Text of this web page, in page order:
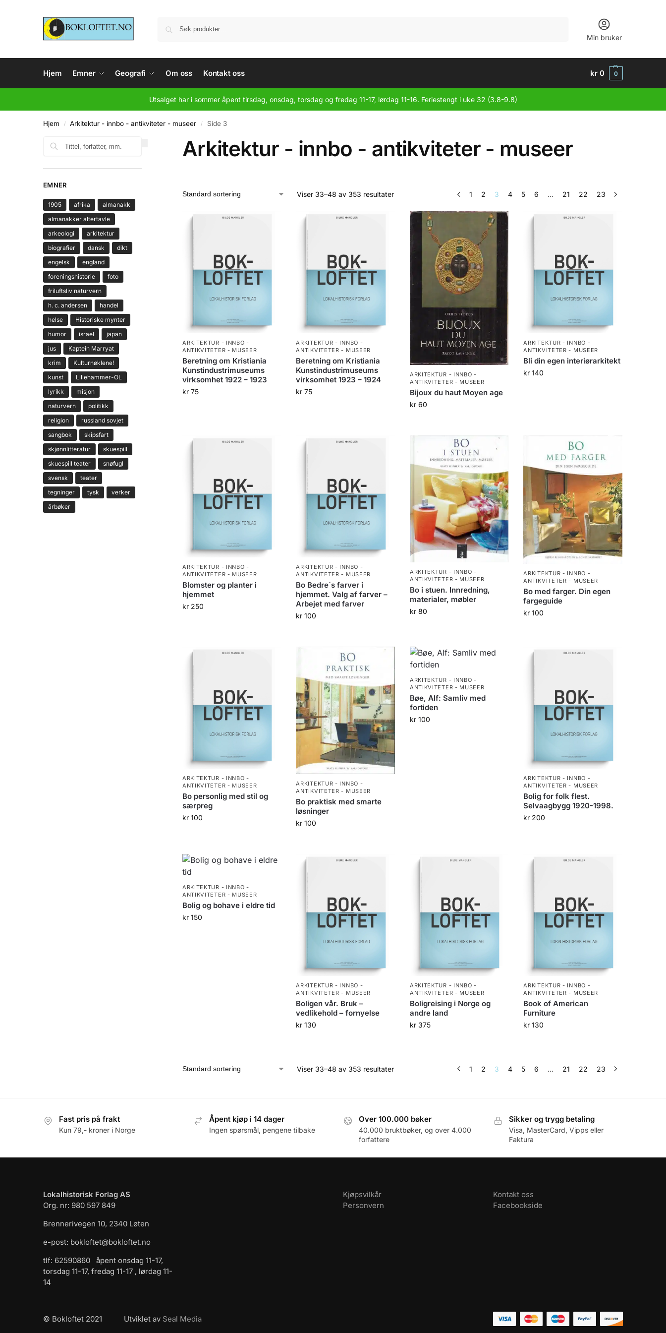
Min bruker
Hjem Emner Geografi Om oss Kontakt oss kr 0 0
Utsalget har i sommer åpent tirsdag, onsdag, torsdag og fredag 11-17, lørdag 11-16. Feriestengt i uke 32 (3.8-9.8)
Hjem / Arkitektur - innbo - antikviteter - museer / Side 3
Arkitektur - innbo - antikviteter - museer
Viser 33–48 av 353 resultater 1 2 3 4 5 6 … 21 22 23
ARKITEKTUR - INNBO -
ANTIKVITETER - MUSEER
Beretning om Kristiania
Kunstindustrimuseums
virksomhet 1922 – 1923
kr75
ARKITEKTUR - INNBO -
ANTIKVITETER - MUSEER
Beretning om Kristiania
Kunstindustrimuseums
virksomhet 1923 – 1924
kr 75
ARKITEKTUR - INNBO -
ANTIKVITETER - MUSEER
Bijoux du haut Moyen age
kr60
ARKITEKTUR - INNBO -
ANTIKVITETER - MUSEER
Bli din egen interiørarkitekt
kr 140
ARKITEKTUR - INNBO -
ANTIKVITETER - MUSEER
Blomster og planter i
hjemmet
kr250
ARKITEKTUR - INNBO -
ANTIKVITETER - MUSEER
Bo Bedre´s farver i
hjemmet. Valg af farver –
Arbejet med farver
kr 100
ARKITEKTUR - INNBO -
ANTIKVITETER - MUSEER
Bo i stuen. Innredning,
materialer, møbler
kr80
ARKITEKTUR - INNBO -
ANTIKVITETER - MUSEER
Bo med farger. Din egen
fargeguide
kr 100
ARKITEKTUR - INNBO -
ANTIKVITETER - MUSEER
Bo personlig med stil og
særpreg
kr100
ARKITEKTUR - INNBO -
ANTIKVITETER - MUSEER
Bo praktisk med smarte
løsninger
kr 100
ARKITEKTUR - INNBO -
ANTIKVITETER - MUSEER
Bøe, Alf: Samliv med
fortiden
kr100
ARKITEKTUR - INNBO -
ANTIKVITETER - MUSEER
Bolig for folk flest.
Selvaagbygg 1920-1998.
kr 200
ARKITEKTUR - INNBO -
ANTIKVITETER - MUSEER
Bolig og bohave i eldre tid
kr150
ARKITEKTUR - INNBO -
ANTIKVITETER - MUSEER
Boligen vår. Bruk –
vedlikehold – fornyelse
kr 130
ARKITEKTUR - INNBO -
ANTIKVITETER - MUSEER
Boligreising i Norge og
andre land
kr375
ARKITEKTUR - INNBO -
ANTIKVITETER - MUSEER
Book of American
Furniture
kr 130
Viser 33–48 av 353 resultater 1 2 3 4 5 6 … 21 22 23
EMNER
1905 afrika
almanakk
almanakker altertavle
arkeologi
arkitektur
biografier
dansk
dikt
engelsk
england
foreningshistorie
foto
friluftsliv naturvern
h. c. andersen
handel
helse
Historiske mynter
humor
israel
japan
jus
Kaptein Marryat
krim
Kulturnøklene!
kunst
Lillehammer-OL
lyrikk
misjon
naturvern
politikk
religion
russland sovjet
sangbok
skipsfart
skjønnlitteratur
skuespill
skuespill teater
snøfugl
svensk
teater
tegninger
tysk
verker
årbøker
Fast pris på frakt
Kun 79,- kroner i Norge
Åpent kjøp i 14 dager
Ingen spørsmål, pengene tilbake
Over 100.000 bøker
40.000 bruktbøker, og over 4.000
forfattere
Sikker og trygg betaling
Visa, MasterCard, Vipps eller
Faktura
Lokalhistorisk Forlag AS
Org. nr: 980 597 849
Brennerivegen 10, 2340 Løten
e-post: bokloftet@bokloftet.no
tlf: 62590860 åpent onsdag 11-17,
torsdag 11-17, fredag 11-17 , lørdag 11-
14
Kjøpsvilkår
Personvern
Kontakt oss
Facebookside
© Bokloftet 2021 Utviklet av Seal Media